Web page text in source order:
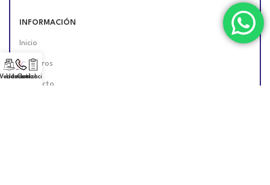
INFORMACIÓN
Inicio
Nosotros
Contacto
Llámanos!
Cotización